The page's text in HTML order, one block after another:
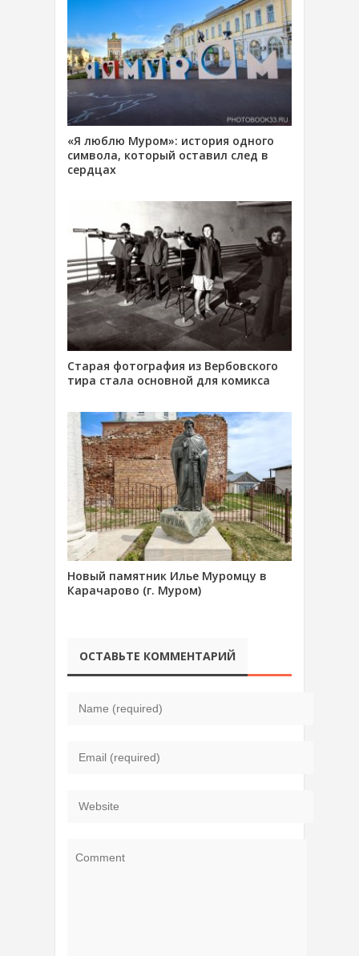
«Я люблю Муром»: история одного
символа, который оставил след в
сердцах
Старая фотография из Вербовского
тира стала основной для комикса
Новый памятник Илье Муромцу в
Карачарово (г. Муром)
ОСТАВЬТЕ КОММЕНТАРИЙ